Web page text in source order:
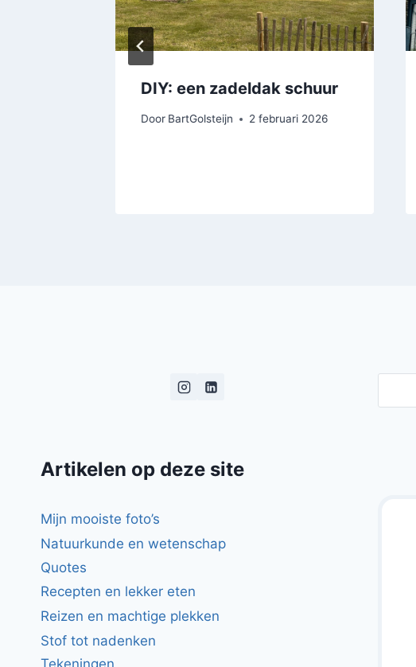
DIY: een zadeldak schuur
Door BartGolsteijn 2 februari 2026
Artikelen op deze site
Mijn mooiste foto’s
Natuurkunde en wetenschap
Quotes
Recepten en lekker eten
Reizen en machtige plekken
Stof tot nadenken